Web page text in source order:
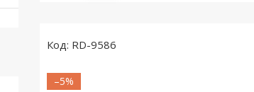
RD-9586
–5%